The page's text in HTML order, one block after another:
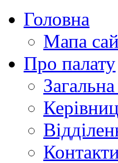
Головна
Мапа
Про палату